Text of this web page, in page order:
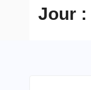
Jour :